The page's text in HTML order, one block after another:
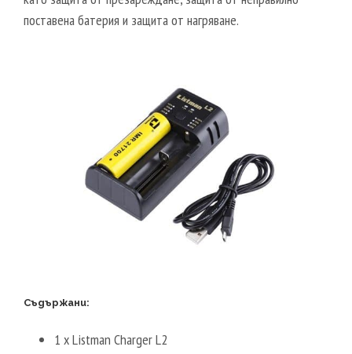
поставена батерия и защита от нагряване.
Съдържани:
1 x Listman Charger L2